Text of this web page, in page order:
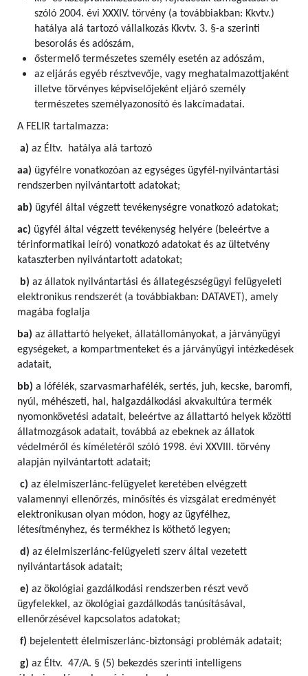
szóló 2004. évi XXXIV. törvény (a továbbiakban: Kkvtv.)
hatálya alá tartozó vállalkozás Kkvtv. 3. §-a szerinti
besorolás és adószám,
őstermelő természetes személy esetén az adószám,
az eljárás egyéb résztvevője, vagy meghatalmazottjaként
illetve törvényes képviselőjeként eljáró személy
természetes személyazonosító és lakcímadatai.
A FELIR tartalmazza:
a) az Éltv. hatálya alá tartozó
aa) ügyfélre vonatkozóan az egységes ügyfél-nyilvántartási
rendszerben nyilvántartott adatokat;
ab) ügyfél által végzett tevékenységre vonatkozó adatokat;
ac) ügyfél által végzett tevékenység helyére (beleértve a
térinformatikai leíró) vonatkozó adatokat és az ültetvény
kataszterben nyilvántartott adatokat;
b) az állatok nyilvántartási és állategészségügyi felügyeleti
elektronikus rendszerét (a továbbiakban: DATAVET), amely
magába foglalja
ba) az állattartó helyeket, állatállományokat, a járványügyi
egységeket, a kompartmenteket és a járványügyi intézkedések
adatait,
bb) a lófélék, szarvasmarhafélék, sertés, juh, kecske, baromfi,
nyúl, méhészeti, hal, halgazdálkodási akvakultúra termék
nyomonkövetési adatait, beleértve az állattartó helyek közötti
állatmozgások adatait, továbbá az ebeknek az állatok
védelméről és kíméletéről szóló 1998. évi XXVIII. törvény
alapján nyilvántartott adatait;
c) az élelmiszerlánc-felügyelet keretében elvégzett
valamennyi ellenőrzés, minősítés és vizsgálat eredményét
elektronikusan olyan módon, hogy az ügyfélhez,
létesítményhez, és termékhez is köthető legyen;
d) az élelmiszerlánc-felügyeleti szerv által vezetett
nyilvántartások adatait;
e) az ökológiai gazdálkodási rendszerben részt vevő
ügyfelekkel, az ökológiai gazdálkodás tanúsításával,
ellenőrzésével kapcsolatos adatokat;
f) bejelentett élelmiszerlánc-biztonsági problémák adatait;
g) az Éltv. 47/A. § (5) bekezdés szerinti intelligens